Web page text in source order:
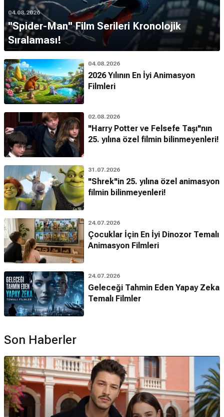
04.08.2026
''Spider-Man'' Film Serileri Kronolojik
Sıralaması!
04.08.2026
2026 Yılının En İyi Animasyon
Filmleri
02.08.2026
"Harry Potter ve Felsefe Taşı"nın
25. yılına özel filmin bilinmeyenleri!
31.07.2026
"Shrek"in 25. yılına özel animasyon
filmin bilinmeyenleri!
24.07.2026
Çocuklar İçin En İyi Dinozor Temalı
Animasyon Filmleri
24.07.2026
Geleceği Tahmin Eden Yapay Zeka
Temalı Filmler
Son Haberler